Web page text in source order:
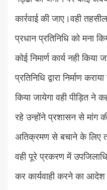
कार्रवाई की जाए।वही
प्रधान प्रतिनिधि को मना
कोई निमार्ण कार्य नही
प्रतिनिधि द्वारा निर्माण
किया जायेगा वही पीड़ित ने
रहे उन्होंने प्रशासन से मांग
अतिक्रमण से बचाने के लिए
वही पूरे प्रकरण में
कर कार्यवाही करने का आदेश